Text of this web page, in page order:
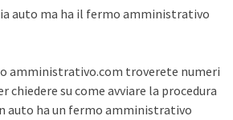
auto ma ha il fermo amministrativo
amministrativo.com troverete numeri
su come avviare la procedura
auto ha un fermo amministrativo